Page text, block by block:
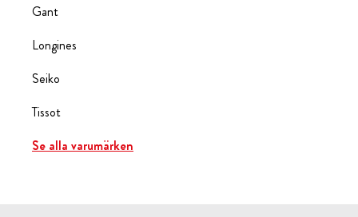
Gant
Longines
Seiko
Tissot
Se alla varumärken